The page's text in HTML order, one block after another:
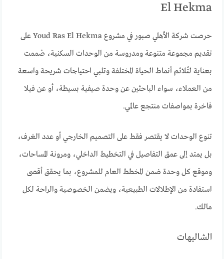
El Hekma
حرصت شركة الأهلي صبور في مشروع Youd Ras El Hekma على
تقديم مجموعة متنوعة ومدروسة من الوحدات السكنية، صُممت
بعناية لتُلائم أنماط الحياة المختلفة وتلبي احتياجات شريحة واسعة
من العملاء، سواء الباحثين عن وحدة صيفية بسيطة، أو عن فيلا
فاخرة بمواصفات منتجع عالمي.
تنوع الوحدات لا يقتصر فقط على التصميم الخارجي أو عدد الغرف،
بل يمتد إلى عمق التفاصيل في التخطيط الداخلي، ومرونة المساحات،
وموقع كل وحدة ضمن المخطط العام للمشروع، بما يحقق أقصى
استفادة من الإطلالات الطبيعية، ويضمن الخصوصية والراحة لكل
مالك.
الشاليهات